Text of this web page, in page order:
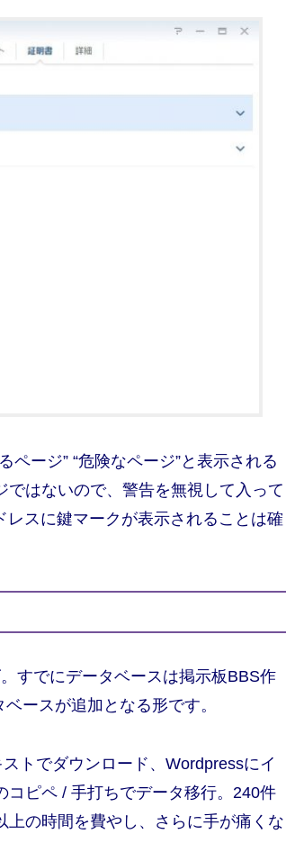
ージ” “危険なページ”と表示される
はないので、警告を無視して入って
スに鍵マークが表示されることは確
すでにデータベースは掲示板BBS作
ースが追加となる形です。
トでダウンロード、Wordpressにイ
コピペ / 手打ちでデータ移行。240件
の時間を費やし、さらに手が痛くな